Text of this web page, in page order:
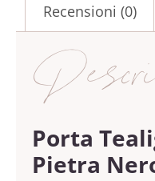
Recensioni (0)
Porta
Pietra